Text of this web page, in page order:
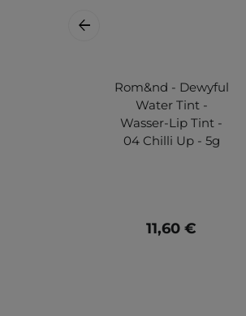
Rom&nd - Dewyful
Water Tint -
Wasser-Lip Tint -
04 Chilli Up - 5g
11,60 €